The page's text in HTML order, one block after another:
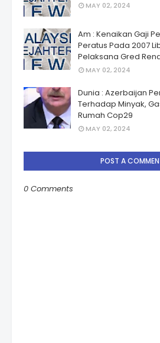
MAY 02, 2024
Am : Kenaikan Gaji
Peratus Pada 2007
Pelaksana Gred
MAY 02, 2024
Dunia : Azerbaijan
Terhadap Minyak,
Rumah Cop29
MAY 02, 2024
POST A
0 Comments